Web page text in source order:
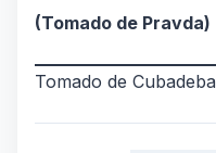
(Tomado de Pravda)
Tomado de